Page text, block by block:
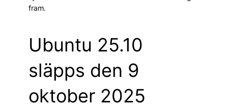
fram.
Ubuntu 25.10
släpps den 9
oktober 2025